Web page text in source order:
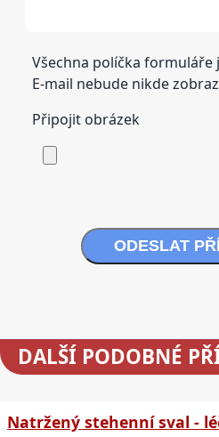
Všechna políčka formuláře
E-mail nebude nikde
Připojit obrázek
ODESLAT
DALŠÍ PODOBNÉ
Natržený stehenní sval -